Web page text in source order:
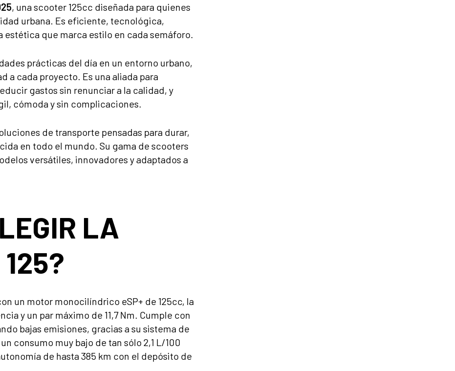
, una scooter 125cc diseñada para quienes
urbana. Es eficiente, tecnológica,
que marca estilo en cada semáforo.
prácticas del día en un entorno urbano,
a cada proyecto. Es una aliada para
gastos sin renunciar a la calidad, y
cómoda y sin complicaciones.
de transporte pensadas para durar,
en todo el mundo. Su gama de scooters
versátiles, innovadores y adaptados a
LA
un motor monocilíndrico eSP+ de 125cc, la
y un par máximo de 11,7 Nm. Cumple con
bajas emisiones, gracias a su sistema de
consumo muy bajo de tan sólo 2,1 L/100
de hasta 385 km con el depósito de